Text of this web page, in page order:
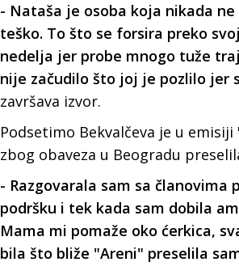
- Nataša je osoba koja nikada
teško. To što se forsira preko
nedelja jer probe mnogo tuže
nije začudilo što joj je pozlilo jer
završava izvor.
Podsetimo Bekvalčeva je u
zbog obaveza u Beogradu
- Razgovarala sam sa
podršku i tek kada sam dobila
Mama mi pomaže oko ćerkica,
bila što bliže "Areni" preselila